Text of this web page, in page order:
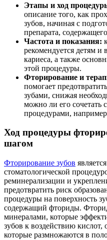
Этапы и ход
описание того, как
зубов, начиная с
препарата,
Частота и показания:
рекомендуется детям
кариеса, а также
этой процедуры.
Фторирование и
помогает
зубами, снижая
можно ли его сочетать
процедурами,
Ход процедуры
шагом
Фторирование зубов
стоматологической
реминерализации и
предотвратить риск
процедуры на поверхность
содержащий фториды.
минералами, которые
зубов к воздействию
которые размножаются в